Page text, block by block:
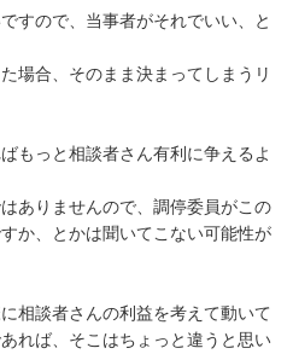
すので、当事者がそれでいい、と
場合、そのまま決まってしまうリ
もっと相談者さん有利に争えるよ
ありませんので、調停委員がこの
か、とかは聞いてこない可能性が
相談者さんの利益を考えて動いて
れば、そこはちょっと違うと思い